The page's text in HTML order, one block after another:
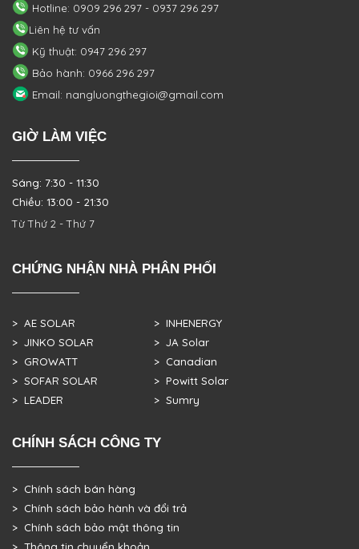
Hotline: 0909 296 297 - 0937 296 297
Liên hệ tư vấn
Kỹ thuật: 0947 296 297
Bảo hành: 0966 296 297
Email: nangluongthegioi@gmail.com
GIỜ LÀM VIỆC
Sáng: 7:30 - 11:30
Chiều: 13:00 - 21:30
Từ Thứ 2 - Thứ 7
CHỨNG NHẬN NHÀ PHÂN PHỐI
> AE SOLAR
> JINKO SOLAR
> GROWATT
> SOFAR SOLAR
> LEADER
> INHENERGY
> JA Solar
> Canadian
> Powitt Solar
> Sumry
CHÍNH SÁCH CÔNG TY
> Chính sách bán hàng
> Chính sách bảo hành và đổi trả
> Chính sách bảo mật thông tin
> Thông tin chuyển khoản